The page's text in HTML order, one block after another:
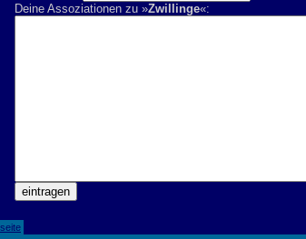
Deine Assoziationen zu »Zwillinge«: